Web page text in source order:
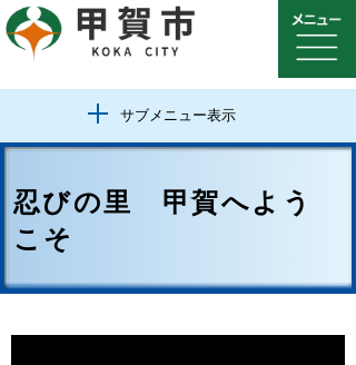
サブメニュー表示
忍びの里 甲賀へよう
こそ